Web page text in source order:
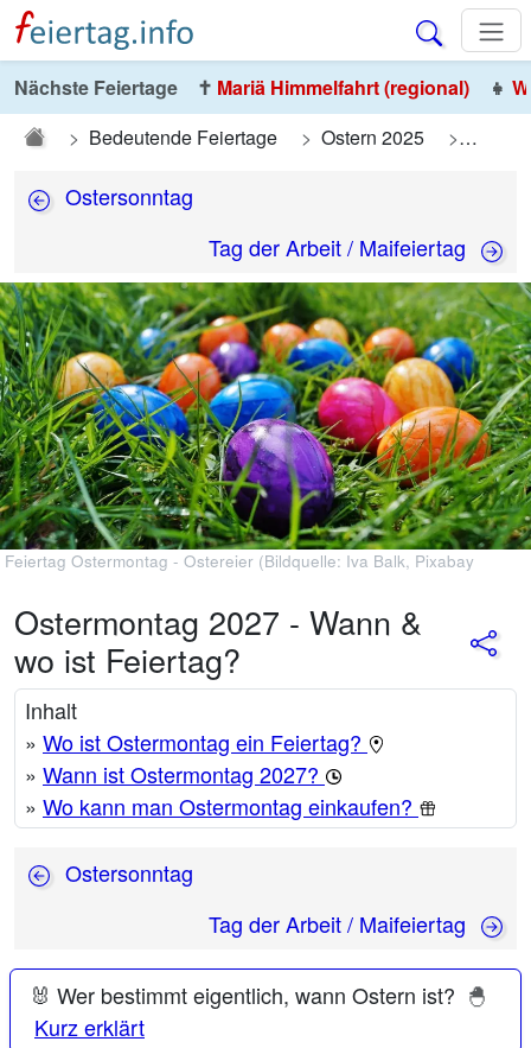
Nächste Feiertage ✝️ Mariä Himmelfahrt (regional) 👧
Bedeutende Feiertage
Ostern 2025
Ostersonntag
Tag der Arbeit / Maifeiertag
Feiertag Ostermontag - Ostereier (Bildquelle: Iva Balk, Pixabay
Ostermontag 2027 - Wann &
wo ist Feiertag?
Inhalt
» Wo ist Ostermontag ein Feiertag?
» Wann ist Ostermontag 2027?
» Wo kann man Ostermontag einkaufen?
Ostersonntag
Tag der Arbeit / Maifeiertag
🐰 Wer bestimmt eigentlich, wann Ostern ist? 🐣
Kurz erklärt